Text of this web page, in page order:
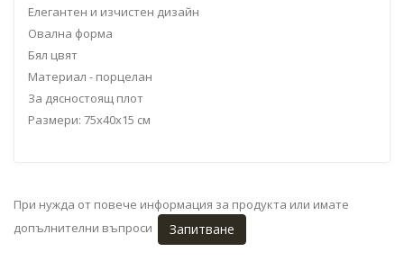
Елегантен и изчистен дизайн
Овална форма
Бял цвят
Материал - порцелан
За дясностоящ плот
Размери: 75x40x15 см
При нужда от повече информация за продукта или имате
допълнителни въпроси
Запитване